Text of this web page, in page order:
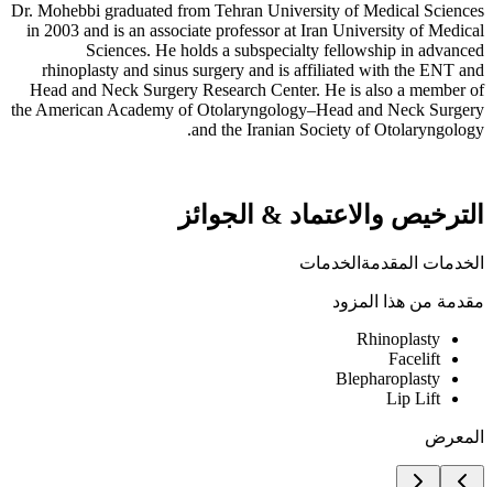
Dr. Mohebbi graduated from Tehran University of Medical Sciences
in 2003 and is an associate professor at Iran University of Medical
Sciences. He holds a subspecialty fellowship in advanced
rhinoplasty and sinus surgery and is affiliated with the ENT and
Head and Neck Surgery Research Center. He is also a member of
the American Academy of Otolaryngology–Head and Neck Surgery
and the Iranian Society of Otolaryngology.
الترخيص والاعتماد & الجوائز
الخدمات المقدمة الخدمات
مقدمة من هذا المزود
Rhinoplasty
Facelift
Blepharoplasty
Lip Lift
المعرض